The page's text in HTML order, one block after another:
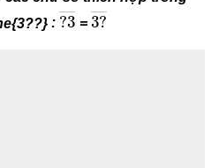
:
?
3―
=
3?
―